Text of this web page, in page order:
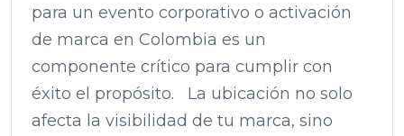
para un evento corporativo o activación
de marca en Colombia es un
componente crítico para cumplir con
éxito el propósito. La ubicación no solo
afecta la visibilidad de tu marca, sino